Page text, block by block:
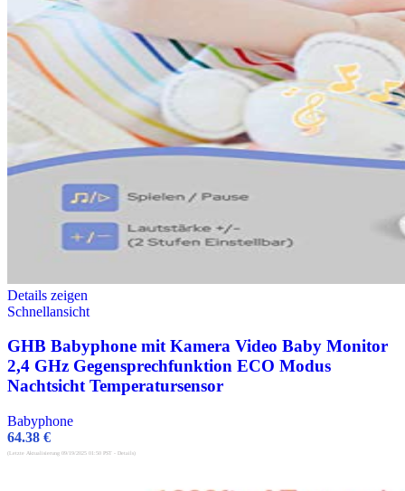
Details zeigen
Schnellansicht
GHB Babyphone mit Kamera Video Baby Monitor
2,4 GHz Gegensprechfunktion ECO Modus
Nachtsicht Temperatursensor
Babyphone
64.38 €
(Letzte Aktualisierung 09/19/2025 01:50 PST - Details)